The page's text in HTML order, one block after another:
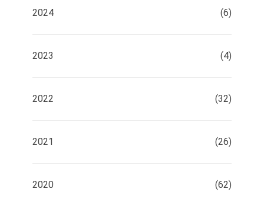
2024 (6)
2023 (4)
2022 (32)
2021 (26)
2020 (62)